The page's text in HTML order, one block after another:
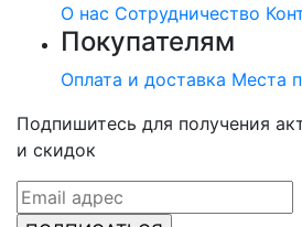
О нас Сотрудничество
Покупателям
Оплата и доставка Места
Подпишитесь для получения
и скидок